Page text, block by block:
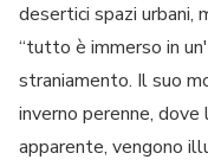
desertici spazi urbani,
“tutto è immerso in
straniamento. Il suo
inverno perenne,
apparente, vengono